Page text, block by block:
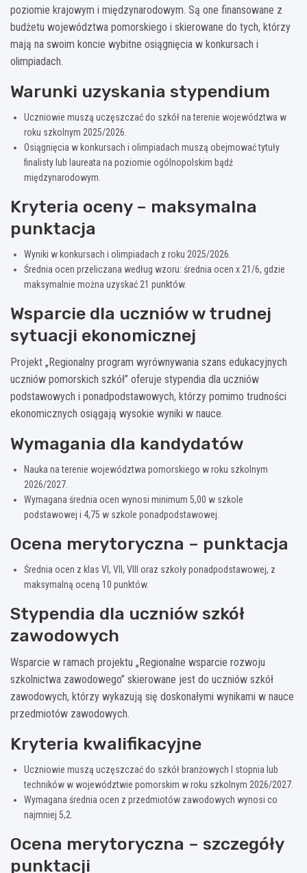
poziomie krajowym i międzynarodowym. Są one finansowane z
budżetu województwa pomorskiego i skierowane do tych, którzy
mają na swoim koncie wybitne osiągnięcia w konkursach i
olimpiadach.
Warunki uzyskania stypendium
Uczniowie muszą uczęszczać do szkół na terenie województwa w
roku szkolnym 2025/2026.
Osiągnięcia w konkursach i olimpiadach muszą obejmować tytuły
finalisty lub laureata na poziomie ogólnopolskim bądź
międzynarodowym.
Kryteria oceny – maksymalna
punktacja
Wyniki w konkursach i olimpiadach z roku 2025/2026.
Średnia ocen przeliczana według wzoru: średnia ocen x 21/6, gdzie
maksymalnie można uzyskać 21 punktów.
Wsparcie dla uczniów w trudnej
sytuacji ekonomicznej
Projekt „Regionalny program wyrównywania szans edukacyjnych
uczniów pomorskich szkół” oferuje stypendia dla uczniów
podstawowych i ponadpodstawowych, którzy pomimo trudności
ekonomicznych osiągają wysokie wyniki w nauce.
Wymagania dla kandydatów
Nauka na terenie województwa pomorskiego w roku szkolnym
2026/2027.
Wymagana średnia ocen wynosi minimum 5,00 w szkole
podstawowej i 4,75 w szkole ponadpodstawowej.
Ocena merytoryczna – punktacja
Średnia ocen z klas VI, VII, VIII oraz szkoły ponadpodstawowej, z
maksymalną oceną 10 punktów.
Stypendia dla uczniów szkół
zawodowych
Wsparcie w ramach projektu „Regionalne wsparcie rozwoju
szkolnictwa zawodowego” skierowane jest do uczniów szkół
zawodowych, którzy wykazują się doskonałymi wynikami w nauce
przedmiotów zawodowych.
Kryteria kwalifikacyjne
Uczniowie muszą uczęszczać do szkół branżowych I stopnia lub
techników w województwie pomorskim w roku szkolnym 2026/2027.
Wymagana średnia ocen z przedmiotów zawodowych wynosi co
najmniej 5,2.
Ocena merytoryczna – szczegóły
punktacji